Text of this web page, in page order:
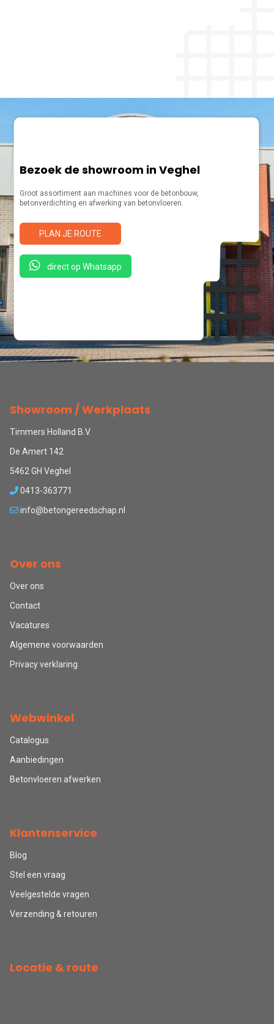
Bezoek de showroom in Veghel
Groot assortiment aan machines voor de betonbouw,
betonverdichting en afwerking van betonvloeren.
PLAN JE ROUTE
direct op Whatsapp
Showroom / Werkplaats
Timmers Holland B.V.
De Amert 142
5462 GH Veghel
0413-363771
info@betongereedschap.nl
Over ons
Over ons
Contact
Vacatures
Algemene voorwaarden
Privacy verklaring
Webwinkel
Catalogus
Aanbiedingen
Betonvloeren afwerken
Klantenservice
Blog
Stel een vraag
Veelgestelde vragen
Verzending & retouren
Locatie & route